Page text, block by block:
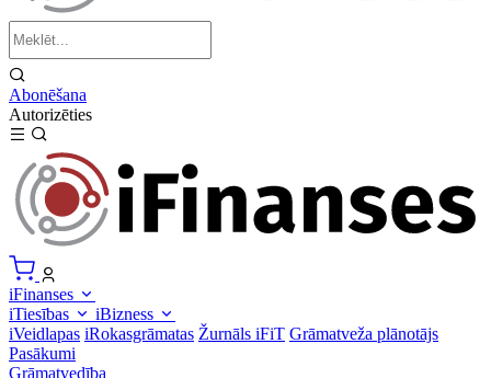
Abonēšana
Autorizēties
iFinanses
iTiesības
iBizness
iVeidlapas iRokasgrāmatas Žurnāls iFiT Grāmatveža plānotājs
Pasākumi
Grāmatvedība